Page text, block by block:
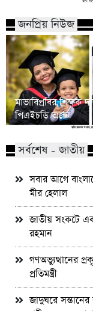
জনপ্রিয় নিউজ
মাভাবিপ্রবির শিক্ষক
পিএইচডি অর্জন
সর্বশেষ - জাতীয়
সবার আগে
মীর হেলাল
জাতীয় সংকটে
রহমান
গণঅভ্যুত্থানের
প্রতিমন্ত্রী
জাদুঘরে